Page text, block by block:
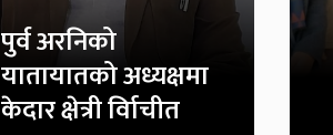
पुर्व अरनिको
यातायातको अध्यक्षमा
केदार क्षेत्री र्विाचीत